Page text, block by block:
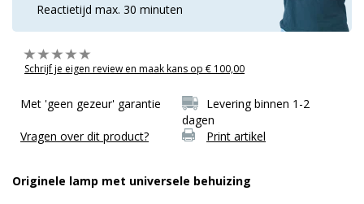
Reactietijd max. 30 minuten
Schrijf je eigen review en maak kans op € 100,00
Met 'geen gezeur' garantie
Levering binnen 1-2
dagen
Vragen over dit product?
Print artikel
Originele lamp met universele behuizing